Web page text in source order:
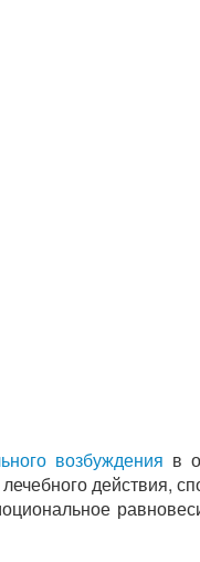
возбуждения в
действия,